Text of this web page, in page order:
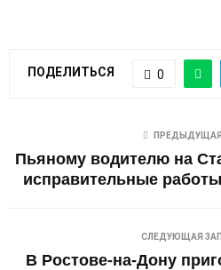
ПОДЕЛИТЬСЯ 0
ПРЕДЫДУЩАЯ
Пьяному водителю на
исправительные
СЛЕДУЮЩАЯ
В Ростове-на-Дону